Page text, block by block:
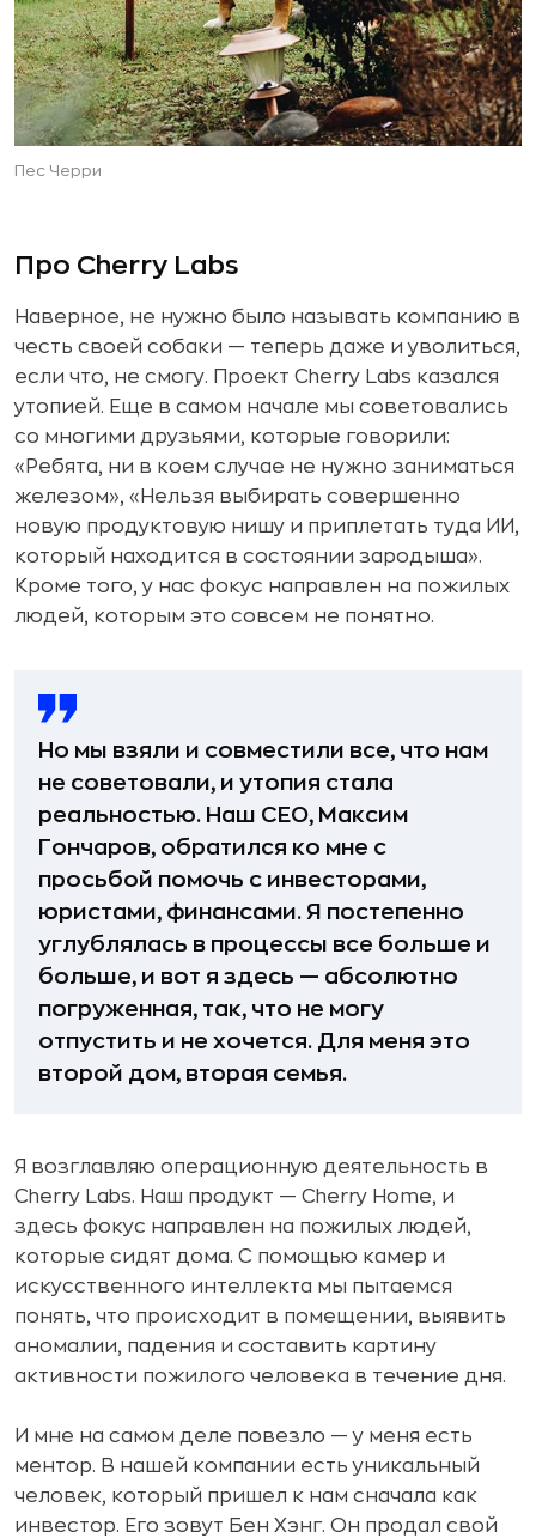
Пес Черри
Про Cherry Labs
Наверное, не нужно было называть компанию в
честь своей собаки — теперь даже и уволиться,
если что, не смогу. Проект Cherry Labs казался
утопией. Еще в самом начале мы советовались
со многими друзьями, которые говорили:
«Ребята, ни в коем случае не нужно заниматься
железом», «Нельзя выбирать совершенно
новую продуктовую нишу и приплетать туда ИИ,
который находится в состоянии зародыша».
Кроме того, у нас фокус направлен на пожилых
людей, которым это совсем не понятно.
Но мы взяли и совместили все, что нам
не советовали, и утопия стала
реальностью. Hаш CEO, Максим
Гончаров, обратился ко мне с
просьбой помочь с инвесторами,
юристами, финансами. Я постепенно
углублялась в процессы все больше и
больше, и вот я здесь — абсолютно
погруженная, так, что не могу
отпустить и не хочется. Для меня это
второй дом, вторая семья.
Я возглавляю операционную деятельность в
Cherry Labs. Наш продукт — Cherry Home, и
здесь фокус направлен на пожилых людей,
которые сидят дома. C помощью камер и
искусственного интеллекта мы пытаемся
понять, что происходит в помещении, выявить
аномалии, падения и составить картину
активности пожилого человека в течение дня.
И мне на самом деле повезло — у меня есть
ментор. В нашей компании есть уникальный
человек, который пришел к нам сначала как
инвестор. Его зовут Бен Хэнг. Он продал свой